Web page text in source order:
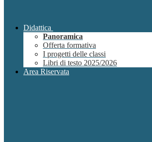
Didattica
Panoramica
Offerta formativa
I progetti delle classi
Libri di testo 2025/2026
Area Riservata